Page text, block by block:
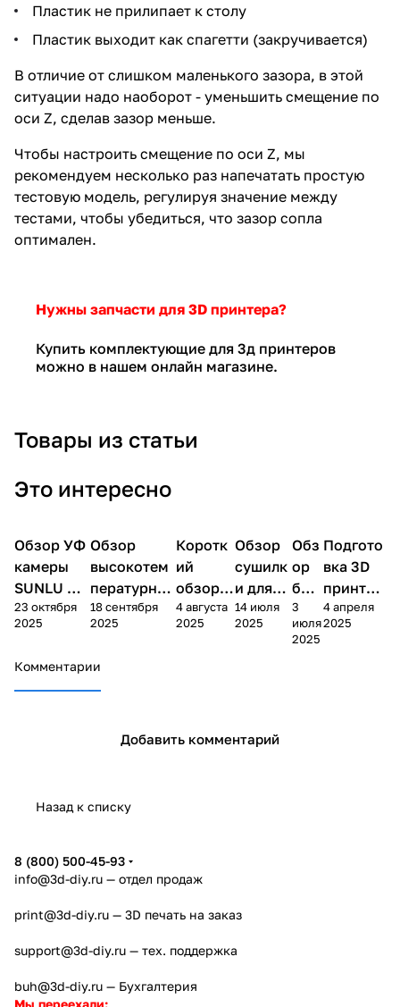
Пластик не прилипает к столу
Пластик выходит как спагетти (закручивается)
В отличие от слишком маленького зазора, в этой
ситуации надо наоборот - уменьшить смещение по
оси Z, сделав зазор меньше.
Чтобы настроить смещение по оси Z, мы
рекомендуем несколько раз напечатать простую
тестовую модель, регулируя значение между
тестами, чтобы убедиться, что зазор сопла
оптимален.
Нужны запчасти для 3D принтера?
Купить комплектующие для 3д принтеров
можно в нашем онлайн магазине.
Товары из статьи
Это интересно
3D
печать
Обзор УФ
камеры
SUNLU UV
Resin
Curing Box
23 октября
2025
3D печать
Обзор
высокотем
пературной
сушилки
Sunlu
18 сентября
2025
3D
печать
Коротк
ий
обзор
пластик
а Ultran
4 августа
2025
3D
печать
Обзор
сушилк
и для
пласти
ка
14 июля
2025
3D
печать
Обз
ор
бре
нда
Eleg
3
июля
2025
3D
печать
Подгото
вка 3D
принтер
а к
первой
4 апреля
2025
Комментарии
Добавить комментарий
Назад к списку
8 (800) 500-45-93
info@3d-diy.ru — отдел продаж
print@3d-diy.ru — 3D печать на заказ
support@3d-diy.ru — тех. поддержка
buh@3d-diy.ru — Бухгалтерия
Мы переехали: